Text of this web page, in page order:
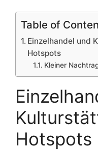
Table of
Einzelhandel und
Hotspots
Kleiner
Hotspots